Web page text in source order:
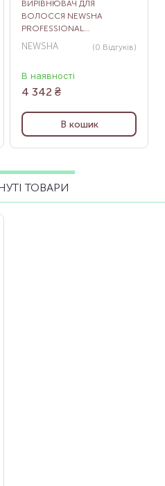
ВИРІВНЮВАЧ ДЛЯ
ВОЛОССЯ NEWSHA
PROFESSIONAL
STRAIGHTENING IRON
NEWSHA (0 Відгуків)
В наявності
4 342 ₴
В кошик
ТОВАРИ